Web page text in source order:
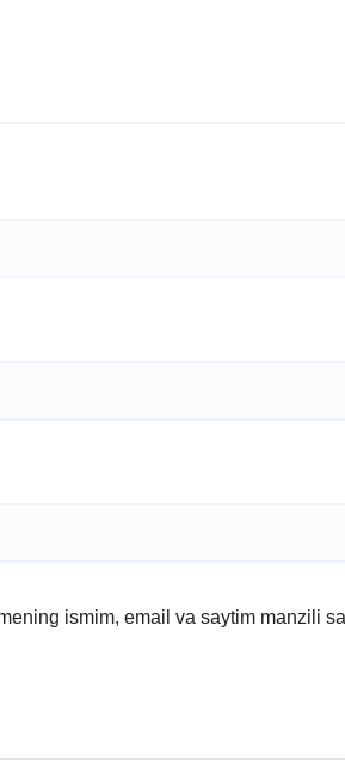
ismim, email va saytim manzili